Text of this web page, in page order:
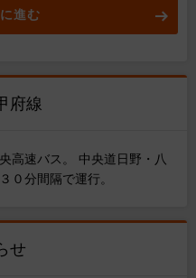
進む
府線
高速バス。 中央道日野・八
０分間隔で運行。
せ